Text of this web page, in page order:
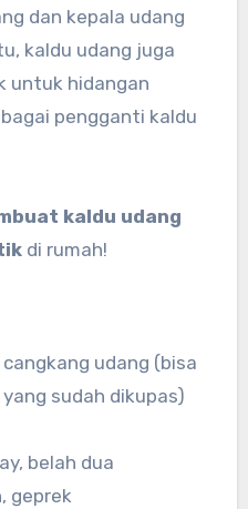
dan kepala udang
kaldu udang juga
untuk hidangan
pengganti kaldu
kaldu udang
di rumah!
udang (bisa
sudah dikupas)
belah dua
geprek